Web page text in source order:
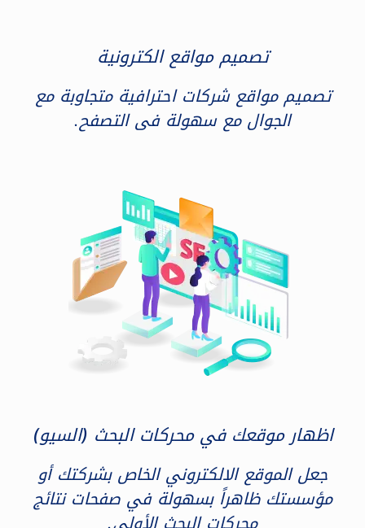
تصميم مواقع الكترونية
تصميم مواقع شركات احترافية متجاوبة مع
الجوال مع سهولة فى التصفح.
اظهار موقعك في محركات البحث (السيو)
جعل الموقع الالكتروني الخاص بشركتك أو
مؤسستك ظاهراً بسهولة في صفحات نتائج